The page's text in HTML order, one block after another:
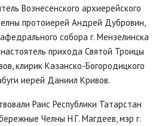
Вознесенского архиерейского
протоиерей Андрей Дубровин,
собора г. Мензелинска
прихода Святой Троицы
клирик Казанско-Богородицкого
иерей Даниил Кривов.
Раис Республики Татарстан
Челны Н.Г. Магдеев, мэр г.